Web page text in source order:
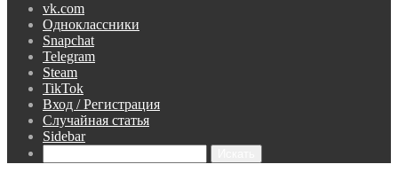
vk.com
Одноклассники
Snapchat
Telegram
Steam
TikTok
Вход / Регистрация
Случайная статья
Sidebar